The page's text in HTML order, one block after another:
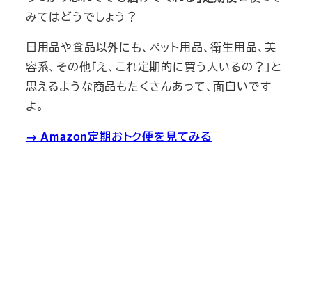
みてはどうでしょう？
日用品や食品以外にも、ペット用品、衛生用品、美
容系、その他「え、これ定期的に買う人いるの？」と
思えるような商品もたくさんあって、面白いです
よ。
→ Amazon定期おトク便を見てみる